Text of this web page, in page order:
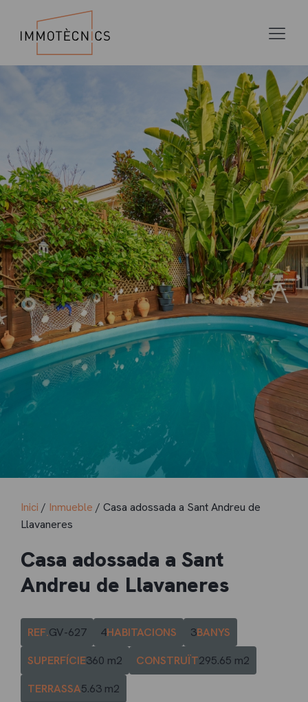
Inici / Inmueble / Casa adossada a Sant Andreu de
Llavaneres
Casa adossada a Sant
Andreu de Llavaneres
REF.GV-627 4HABITACIONS 3BANYS
SUPERFÍCIE360 m2 CONSTRUÏT295.65 m2
TERRASSA5.63 m2